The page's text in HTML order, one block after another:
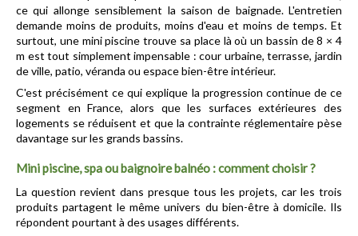
ce qui allonge sensiblement la saison de baignade. L'entretien
demande moins de produits, moins d'eau et moins de temps. Et
surtout, une mini piscine trouve sa place là où un bassin de 8 × 4
m est tout simplement impensable : cour urbaine, terrasse, jardin
de ville, patio, véranda ou espace bien-être intérieur.
C'est précisément ce qui explique la progression continue de ce
segment en France, alors que les surfaces extérieures des
logements se réduisent et que la contrainte réglementaire pèse
davantage sur les grands bassins.
Mini piscine, spa ou baignoire balnéo : comment choisir ?
La question revient dans presque tous les projets, car les trois
produits partagent le même univers du bien-être à domicile. Ils
répondent pourtant à des usages différents.